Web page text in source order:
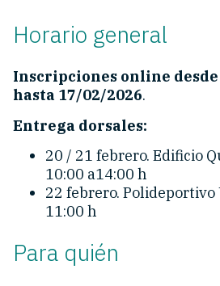
Horario general
Inscripciones online
hasta 17/02/2026.
Entrega dorsales:
20 / 21 febrero. Edificio
10:00 a14:00 h
22 febrero. Polideportivo
11:00 h
Para quién